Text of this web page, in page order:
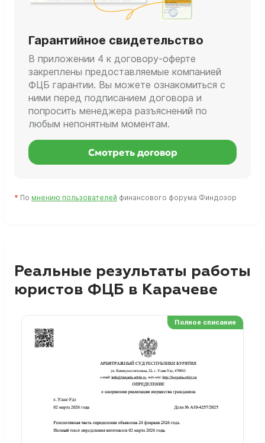
Гарантийное свидетельство
В приложении 4 к договору-оферте
закреплены предоставляемые компанией
ФЦБ гарантии. Вы можете ознакомиться с
ними перед подписанием договора и
попросить менеджера разъяснений по
любым непонятным моментам.
Смотреть договор
* По мнению пользователей финансового форума Финдозор
Реальные результаты работы
юристов ФЦБ в Карачеве
Полное списание